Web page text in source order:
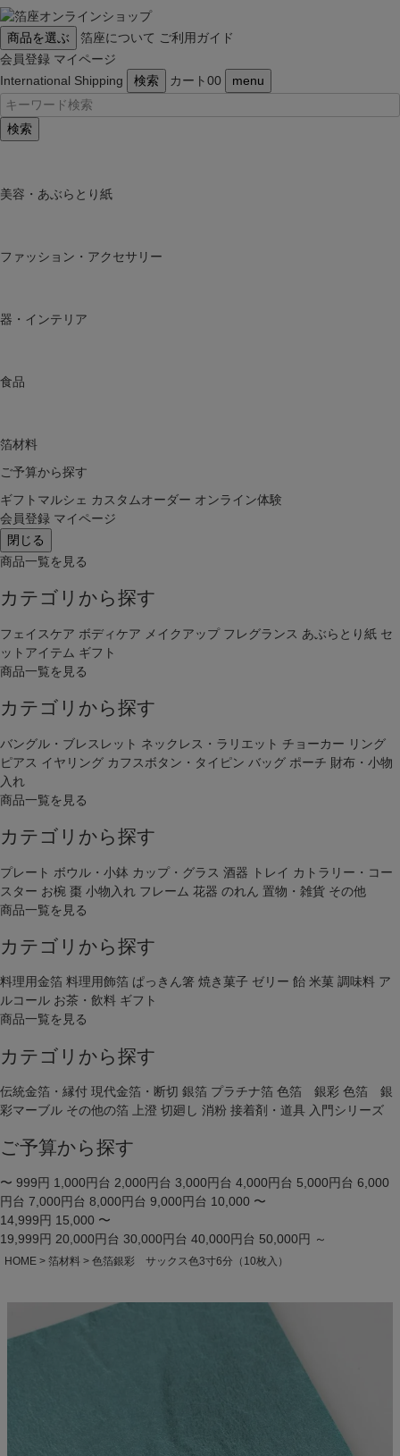
商品を選ぶ 箔座について ご利用ガイド
会員登録 マイページ
International Shipping
検索 カート00 menu
検索
美容・あぶらとり紙
ファッション・アクセサリー
器・インテリア
食品
箔材料
ご予算から探す
ギフトマルシェ カスタムオーダー オンライン体験
会員登録 マイページ
閉じる
商品一覧を見る
カテゴリから探す
フェイスケア ボディケア メイクアップ フレグランス あぶらとり紙 セ
ットアイテム ギフト
商品一覧を見る
カテゴリから探す
バングル・ブレスレット ネックレス・ラリエット チョーカー リング
ピアス イヤリング カフスボタン・タイピン バッグ ポーチ 財布・小物
入れ
商品一覧を見る
カテゴリから探す
プレート ボウル・小鉢 カップ・グラス 酒器 トレイ カトラリー・コー
スター お椀 棗 小物入れ フレーム 花器 のれん 置物・雑貨 その他
商品一覧を見る
カテゴリから探す
料理用金箔 料理用飾箔 ぱっきん箸 焼き菓子 ゼリー 飴 米菓 調味料 ア
ルコール お茶・飲料 ギフト
商品一覧を見る
カテゴリから探す
伝統金箔・縁付 現代金箔・断切 銀箔 プラチナ箔 色箔 銀彩 色箔 銀
彩マーブル その他の箔 上澄 切廻し 消粉 接着剤・道具 入門シリーズ
ご予算から探す
〜 999円 1,000円台 2,000円台 3,000円台 4,000円台 5,000円台 6,000
円台 7,000円台 8,000円台 9,000円台 10,000 〜
14,999円 15,000 〜
19,999円 20,000円台 30,000円台 40,000円台 50,000円 ～
HOME 箔材料 色箔銀彩 サックス色3寸6分（10枚入）